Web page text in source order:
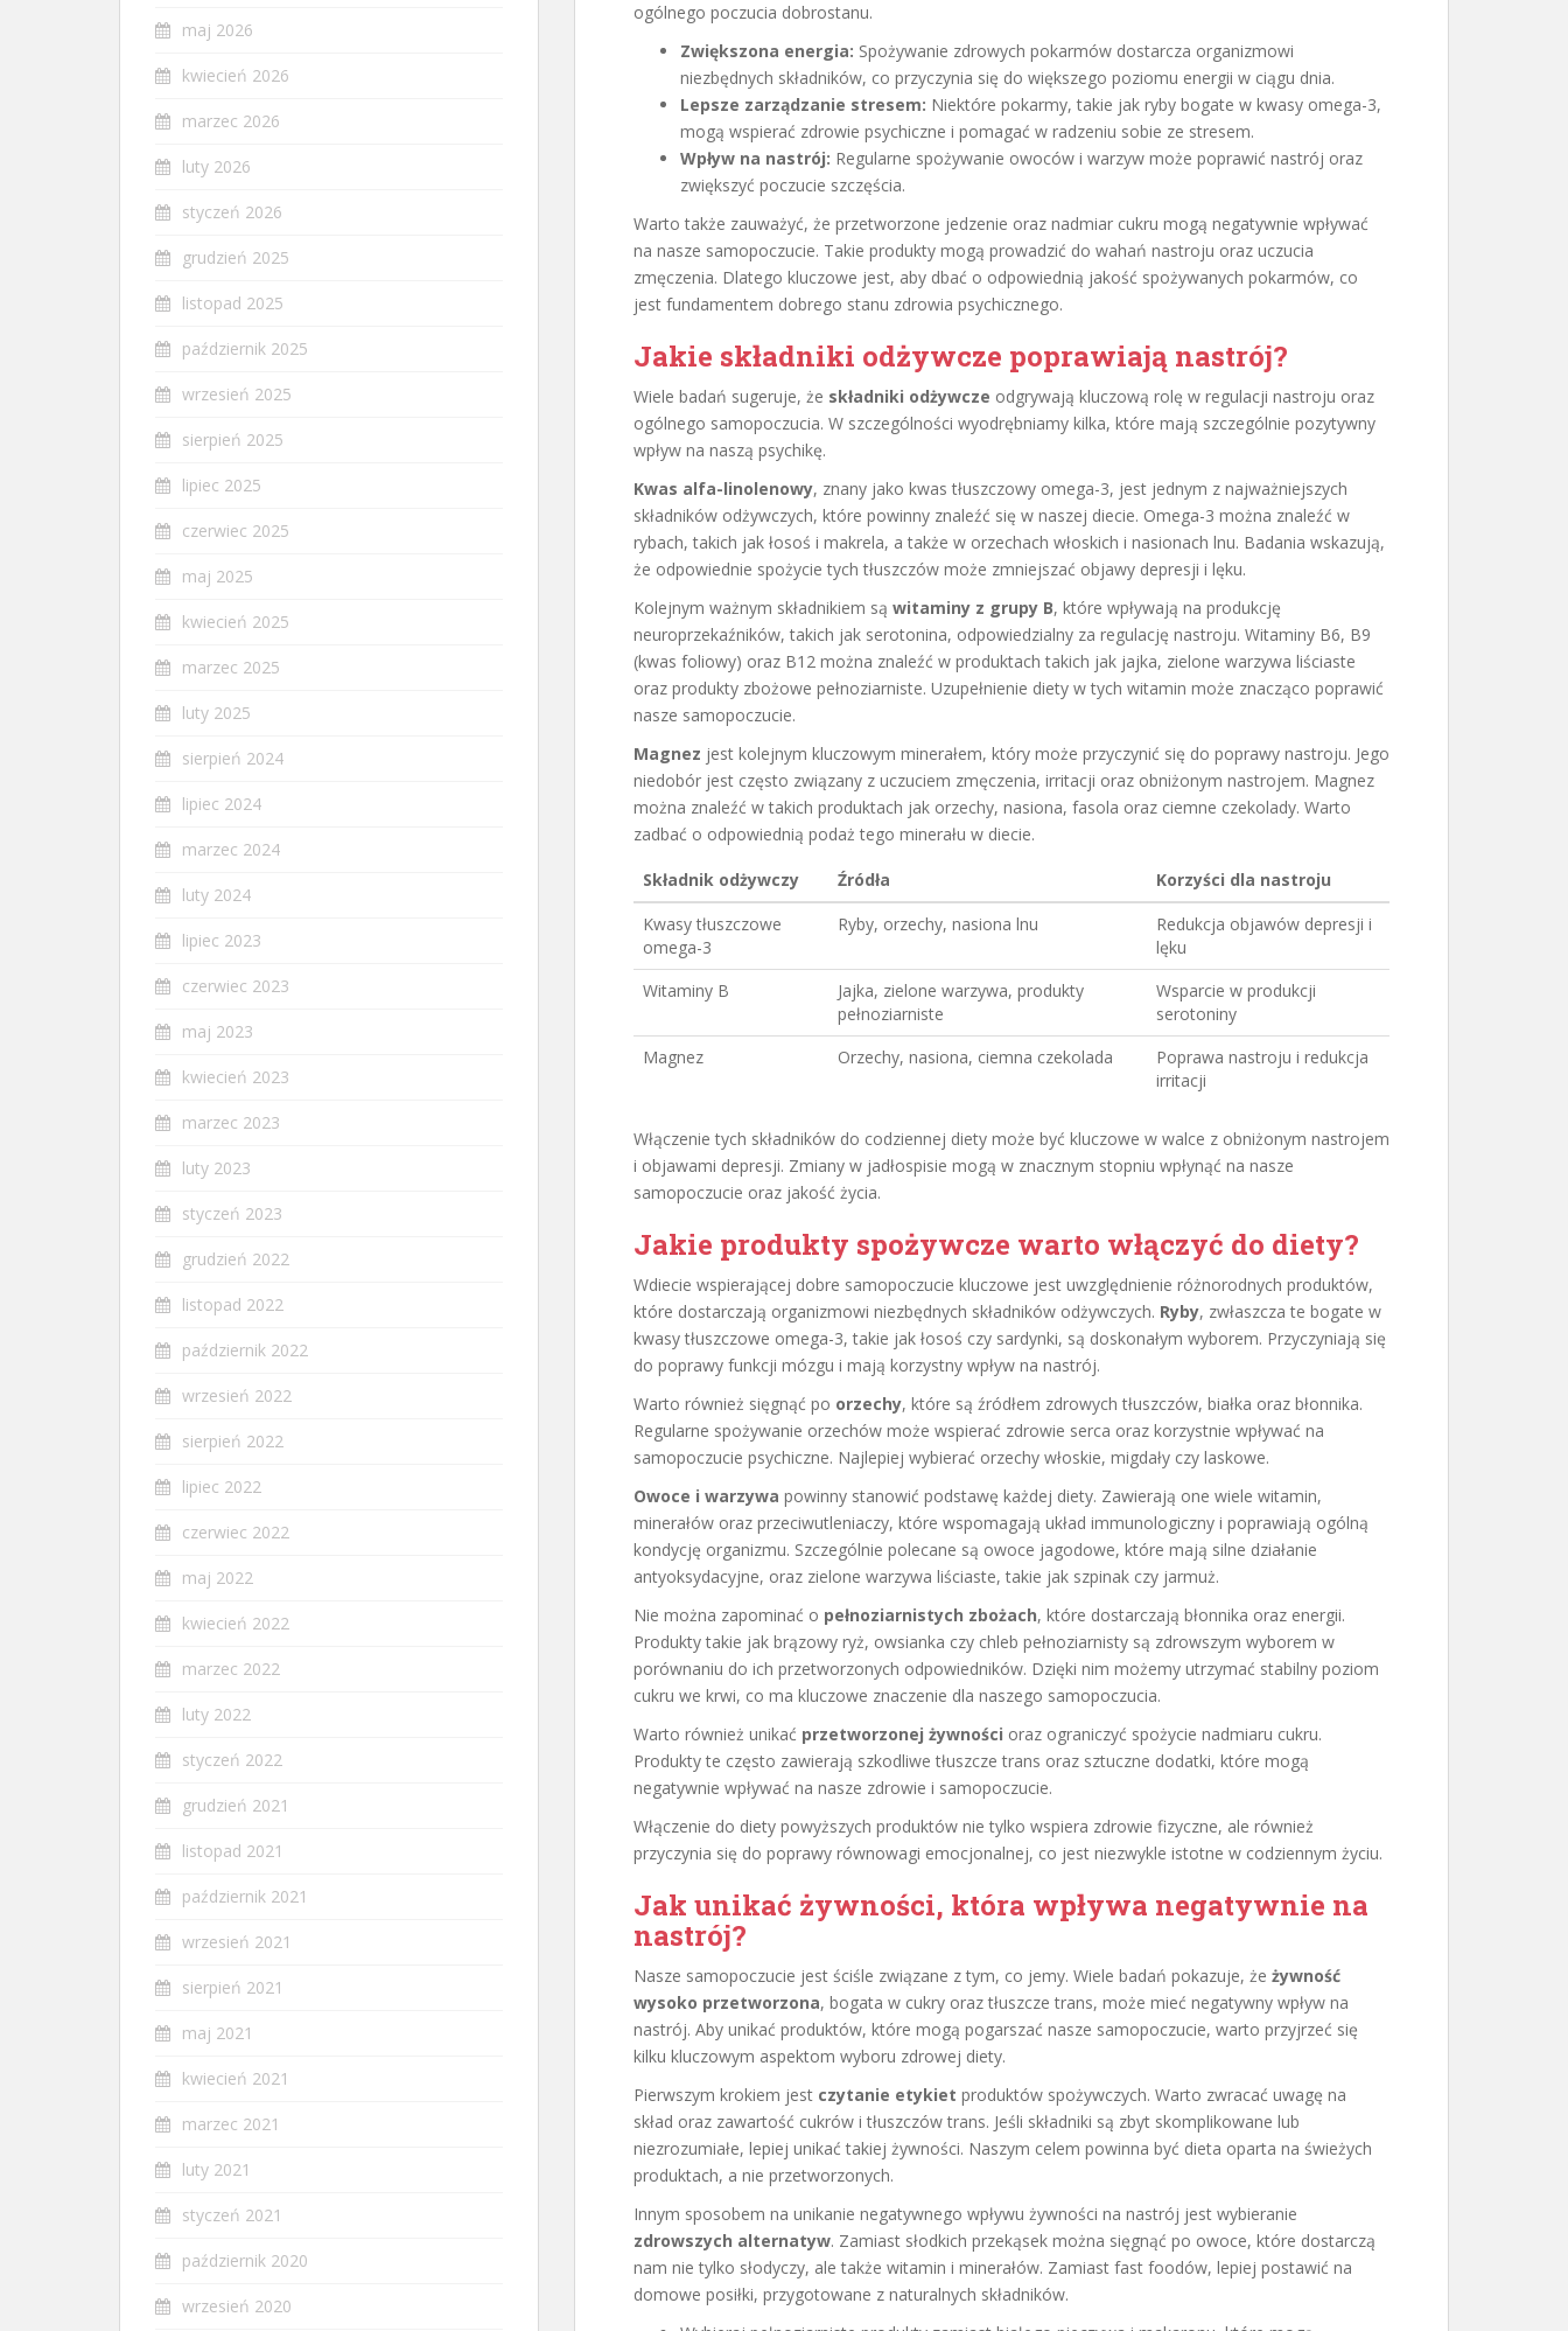
ogólnego poczucia dobrostanu.
Zwiększona energia: Spożywanie zdrowych pokarmów dostarcza organizmowi
niezbędnych składników, co przyczynia się do większego poziomu energii w ciągu dnia.
Lepsze zarządzanie stresem: Niektóre pokarmy, takie jak ryby bogate w kwasy omega-3,
mogą wspierać zdrowie psychiczne i pomagać w radzeniu sobie ze stresem.
Wpływ na nastrój: Regularne spożywanie owoców i warzyw może poprawić nastrój oraz
zwiększyć poczucie szczęścia.
Warto także zauważyć, że przetworzone jedzenie oraz nadmiar cukru mogą negatywnie wpływać
na nasze samopoczucie. Takie produkty mogą prowadzić do wahań nastroju oraz uczucia
zmęczenia. Dlatego kluczowe jest, aby dbać o odpowiednią jakość spożywanych pokarmów, co
jest fundamentem dobrego stanu zdrowia psychicznego.
Jakie składniki odżywcze poprawiają nastrój?
Wiele badań sugeruje, że składniki odżywcze odgrywają kluczową rolę w regulacji nastroju oraz
ogólnego samopoczucia. W szczególności wyodrębniamy kilka, które mają szczególnie pozytywny
wpływ na naszą psychikę.
Kwas alfa-linolenowy, znany jako kwas tłuszczowy omega-3, jest jednym z najważniejszych
składników odżywczych, które powinny znaleźć się w naszej diecie. Omega-3 można znaleźć w
rybach, takich jak łosoś i makrela, a także w orzechach włoskich i nasionach lnu. Badania wskazują,
że odpowiednie spożycie tych tłuszczów może zmniejszać objawy depresji i lęku.
Kolejnym ważnym składnikiem są witaminy z grupy B, które wpływają na produkcję
neuroprzekaźników, takich jak serotonina, odpowiedzialny za regulację nastroju. Witaminy B6, B9
(kwas foliowy) oraz B12 można znaleźć w produktach takich jak jajka, zielone warzywa liściaste
oraz produkty zbożowe pełnoziarniste. Uzupełnienie diety w tych witamin może znacząco poprawić
nasze samopoczucie.
Magnez jest kolejnym kluczowym minerałem, który może przyczynić się do poprawy nastroju. Jego
niedobór jest często związany z uczuciem zmęczenia, irritacji oraz obniżonym nastrojem. Magnez
można znaleźć w takich produktach jak orzechy, nasiona, fasola oraz ciemne czekolady. Warto
zadbać o odpowiednią podaż tego minerału w diecie.
Składnik odżywczy Źródła
Korzyści dla nastroju
Kwasy tłuszczowe
omega-3
Ryby, orzechy, nasiona lnu
Redukcja objawów depresji i
lęku
Witaminy B
Jajka, zielone warzywa, produkty
pełnoziarniste
Wsparcie w produkcji
serotoniny
Magnez
Orzechy, nasiona, ciemna czekolada
Poprawa nastroju i redukcja
irritacji
Włączenie tych składników do codziennej diety może być kluczowe w walce z obniżonym nastrojem
i objawami depresji. Zmiany w jadłospisie mogą w znacznym stopniu wpłynąć na nasze
samopoczucie oraz jakość życia.
Jakie produkty spożywcze warto włączyć do diety?
Wdiecie wspierającej dobre samopoczucie kluczowe jest uwzględnienie różnorodnych produktów,
które dostarczają organizmowi niezbędnych składników odżywczych. Ryby, zwłaszcza te bogate w
kwasy tłuszczowe omega-3, takie jak łosoś czy sardynki, są doskonałym wyborem. Przyczyniają się
do poprawy funkcji mózgu i mają korzystny wpływ na nastrój.
Warto również sięgnąć po orzechy, które są źródłem zdrowych tłuszczów, białka oraz błonnika.
Regularne spożywanie orzechów może wspierać zdrowie serca oraz korzystnie wpływać na
samopoczucie psychiczne. Najlepiej wybierać orzechy włoskie, migdały czy laskowe.
Owoce i warzywa powinny stanowić podstawę każdej diety. Zawierają one wiele witamin,
minerałów oraz przeciwutleniaczy, które wspomagają układ immunologiczny i poprawiają ogólną
kondycję organizmu. Szczególnie polecane są owoce jagodowe, które mają silne działanie
antyoksydacyjne, oraz zielone warzywa liściaste, takie jak szpinak czy jarmuż.
Nie można zapominać o pełnoziarnistych zbożach, które dostarczają błonnika oraz energii.
Produkty takie jak brązowy ryż, owsianka czy chleb pełnoziarnisty są zdrowszym wyborem w
porównaniu do ich przetworzonych odpowiedników. Dzięki nim możemy utrzymać stabilny poziom
cukru we krwi, co ma kluczowe znaczenie dla naszego samopoczucia.
Warto również unikać przetworzonej żywności oraz ograniczyć spożycie nadmiaru cukru.
Produkty te często zawierają szkodliwe tłuszcze trans oraz sztuczne dodatki, które mogą
negatywnie wpływać na nasze zdrowie i samopoczucie.
Włączenie do diety powyższych produktów nie tylko wspiera zdrowie fizyczne, ale również
przyczynia się do poprawy równowagi emocjonalnej, co jest niezwykle istotne w codziennym życiu.
Jak unikać żywności, która wpływa negatywnie na
nastrój?
Nasze samopoczucie jest ściśle związane z tym, co jemy. Wiele badań pokazuje, że żywność
wysoko przetworzona, bogata w cukry oraz tłuszcze trans, może mieć negatywny wpływ na
nastrój. Aby unikać produktów, które mogą pogarszać nasze samopoczucie, warto przyjrzeć się
kilku kluczowym aspektom wyboru zdrowej diety.
Pierwszym krokiem jest czytanie etykiet produktów spożywczych. Warto zwracać uwagę na
skład oraz zawartość cukrów i tłuszczów trans. Jeśli składniki są zbyt skomplikowane lub
niezrozumiałe, lepiej unikać takiej żywności. Naszym celem powinna być dieta oparta na świeżych
produktach, a nie przetworzonych.
Innym sposobem na unikanie negatywnego wpływu żywności na nastrój jest wybieranie
zdrowszych alternatyw. Zamiast słodkich przekąsek można sięgnąć po owoce, które dostarczą
nam nie tylko słodyczy, ale także witamin i minerałów. Zamiast fast foodów, lepiej postawić na
domowe posiłki, przygotowane z naturalnych składników.
maj 2026
kwiecień 2026
marzec 2026
luty 2026
styczeń 2026
grudzień 2025
listopad 2025
październik 2025
wrzesień 2025
sierpień 2025
lipiec 2025
czerwiec 2025
maj 2025
kwiecień 2025
marzec 2025
luty 2025
sierpień 2024
lipiec 2024
marzec 2024
luty 2024
lipiec 2023
czerwiec 2023
maj 2023
kwiecień 2023
marzec 2023
luty 2023
styczeń 2023
grudzień 2022
listopad 2022
październik 2022
wrzesień 2022
sierpień 2022
lipiec 2022
czerwiec 2022
maj 2022
kwiecień 2022
marzec 2022
luty 2022
styczeń 2022
grudzień 2021
listopad 2021
październik 2021
wrzesień 2021
sierpień 2021
maj 2021
kwiecień 2021
marzec 2021
luty 2021
styczeń 2021
październik 2020
wrzesień 2020